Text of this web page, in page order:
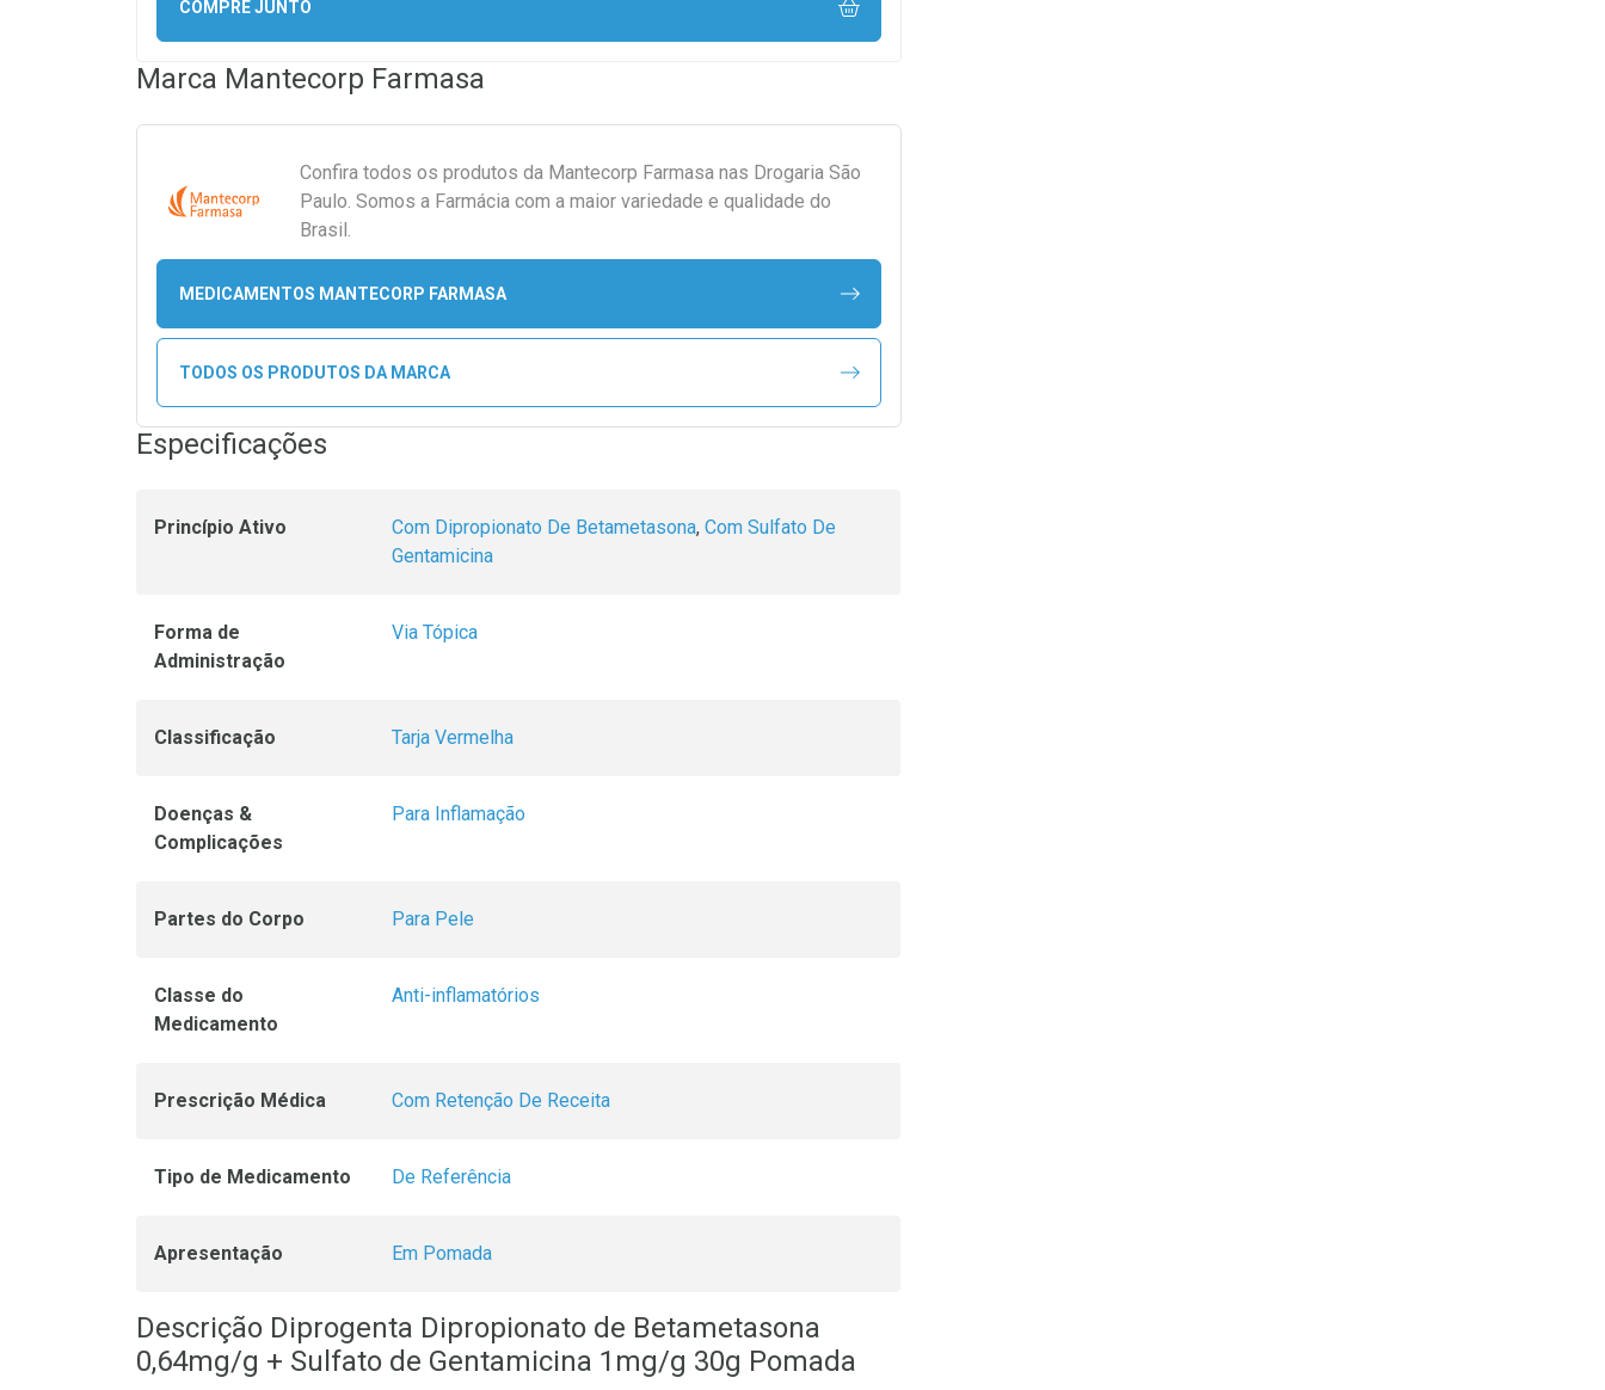
COMPRE JUNTO
Marca Mantecorp Farmasa
Confira todos os produtos da Mantecorp Farmasa nas Drogaria São
Paulo. Somos a Farmácia com a maior variedade e qualidade do
Brasil.
MEDICAMENTOS MANTECORP FARMASA
TODOS OS PRODUTOS DA MARCA
Especificações
Princípio Ativo Com Dipropionato De Betametasona, Com Sulfato De
Gentamicina
Forma de
Administração
Via Tópica
Classificação Tarja Vermelha
Doenças &
Complicações
Para Inflamação
Partes do Corpo Para Pele
Classe do
Medicamento
Anti-inflamatórios
Prescrição Médica Com Retenção De Receita
Tipo de Medicamento De Referência
Apresentação Em Pomada
Descrição Diprogenta Dipropionato de Betametasona
0,64mg/g + Sulfato de Gentamicina 1mg/g 30g Pomada